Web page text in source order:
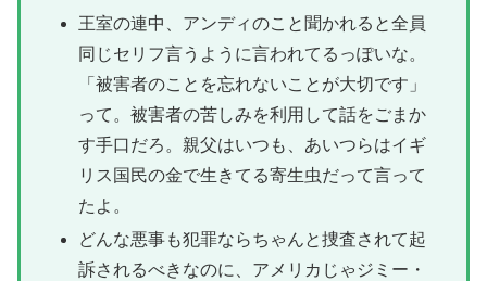
王室の連中、アンディのこと聞かれると全員
同じセリフ言うように言われてるっぽいな。
「被害者のことを忘れないことが大切です」
って。被害者の苦しみを利用して話をごまか
す手口だろ。親父はいつも、あいつらはイギ
リス国民の金で生きてる寄生虫だって言って
たよ。
どんな悪事も犯罪ならちゃんと捜査されて起
訴されるべきなのに、アメリカじゃジミー・